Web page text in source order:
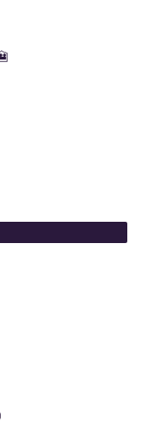
のでご注意ください